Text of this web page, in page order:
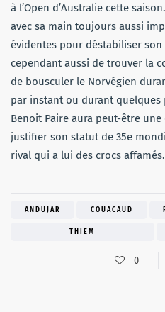
à l’Open d’Australie cette
avec sa main toujours aussi
évidentes pour déstabiliser son
cependant aussi de trouver la
de bousculer le Norvégien
par instant ou durant quelques
Benoit Paire aura peut-être
justifier son statut de 35e
rival qui a lui des crocs
ANDUJAR COUACAUD
THIEM
0